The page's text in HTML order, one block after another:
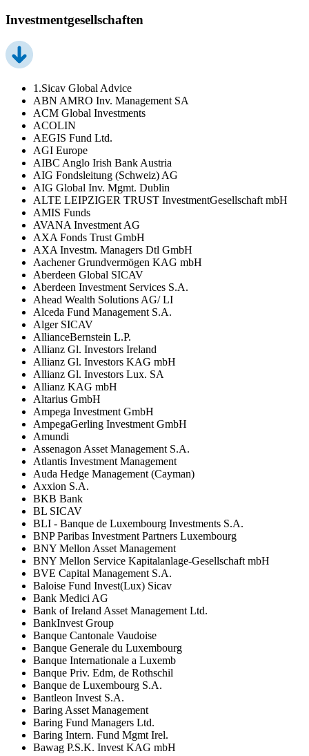
Investmentgesellschaften
1.Sicav Global Advice
ABN AMRO Inv. Management SA
ACM Global Investments
ACOLIN
AEGIS Fund Ltd.
AGI Europe
AIBC Anglo Irish Bank Austria
AIG Fondsleitung (Schweiz) AG
AIG Global Inv. Mgmt. Dublin
ALTE LEIPZIGER TRUST InvestmentGesellschaft mbH
AMIS Funds
AVANA Investment AG
AXA Fonds Trust GmbH
AXA Investm. Managers Dtl GmbH
Aachener Grundvermögen KAG mbH
Aberdeen Global SICAV
Aberdeen Investment Services S.A.
Ahead Wealth Solutions AG/ LI
Alceda Fund Management S.A.
Alger SICAV
AllianceBernstein L.P.
Allianz Gl. Investors Ireland
Allianz Gl. Investors KAG mbH
Allianz Gl. Investors Lux. SA
Allianz KAG mbH
Altarius GmbH
Ampega Investment GmbH
AmpegaGerling Investment GmbH
Amundi
Assenagon Asset Management S.A.
Atlantis Investment Management
Auda Hedge Management (Cayman)
Axxion S.A.
BKB Bank
BL SICAV
BLI - Banque de Luxembourg Investments S.A.
BNP Paribas Investment Partners Luxembourg
BNY Mellon Asset Management
BNY Mellon Service Kapitalanlage-Gesellschaft mbH
BVE Capital Management S.A.
Baloise Fund Invest(Lux) Sicav
Bank Medici AG
Bank of Ireland Asset Management Ltd.
BankInvest Group
Banque Cantonale Vaudoise
Banque Generale du Luxembourg
Banque Internationale a Luxemb
Banque Priv. Edm, de Rothschil
Banque de Luxembourg S.A.
Bantleon Invest S.A.
Baring Asset Management
Baring Fund Managers Ltd.
Baring Intern. Fund Mgmt Irel.
Bawag P.S.K. Invest KAG mbH